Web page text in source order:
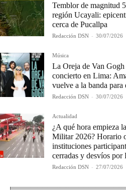
Temblor de magnitud
región Ucayali:
cerca de Pucallpa
Redacción DSN - 30/07/2026
Música
La Oreja de Van
concierto en Lima:
vuelve a la banda
Redacción DSN - 30/07/2026
Actualidad
¿A qué hora empieza
Militar 2026? Horario
instituciones
cerradas y desvíos por
Redacción DSN - 27/07/2026